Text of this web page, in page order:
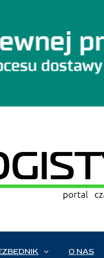
O NAS